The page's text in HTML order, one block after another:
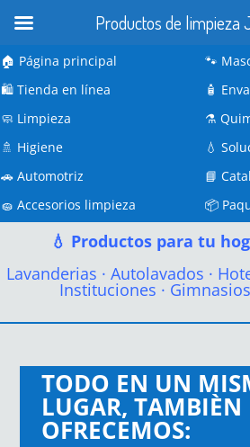
🏠 Página principal
🛍️ Tienda en línea
🧼 Limpieza
🚿 Higiene
🚗 Automotriz
🧽 Accesorios limpieza
🐾
🧴
⚗️
💧
📘
📦
💧 Productos para tu
Lavanderias · Autolavados ·
Instituciones · Gimnasios
TODO EN UN
LUGAR, TAMBIÈN
OFRECEMOS:
Productos de limpieza